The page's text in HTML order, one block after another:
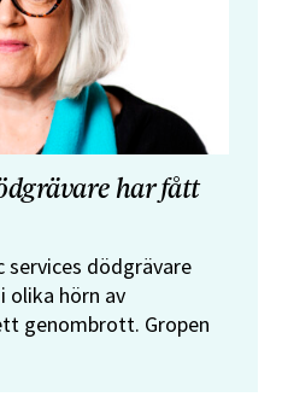
har fått
services dödgrävare
hörn av
genombrott. Gropen